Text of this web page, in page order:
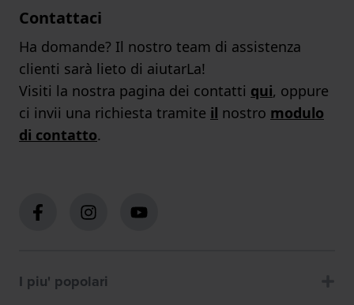
Contattaci
Ha domande? Il nostro team di assistenza
clienti sarà lieto di aiutarLa!
Visiti la nostra pagina dei contatti qui, oppure
ci invii una richiesta tramite il nostro modulo
di contatto.
I piu' popolari